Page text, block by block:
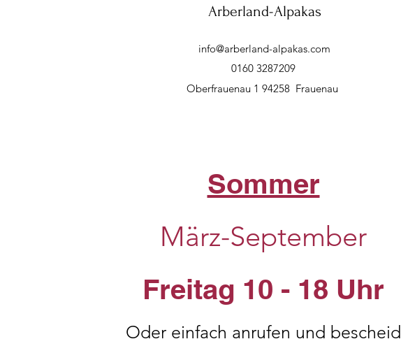
Arberland-Alpakas
info@arberland-alpakas.com
0160 3287209
Oberfrauenau 1 94258 Frauenau
Sommer
März-September
Freitag 10 - 18 Uhr
Oder einfach anrufen und bescheid